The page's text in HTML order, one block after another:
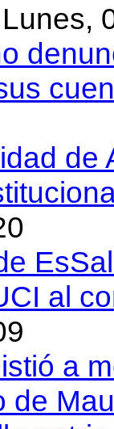
de
al
a
de